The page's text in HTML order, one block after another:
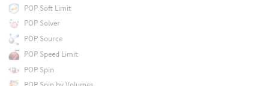
POP Soft Limit
POP Solver
POP Source
POP Speed Limit
POP Spin